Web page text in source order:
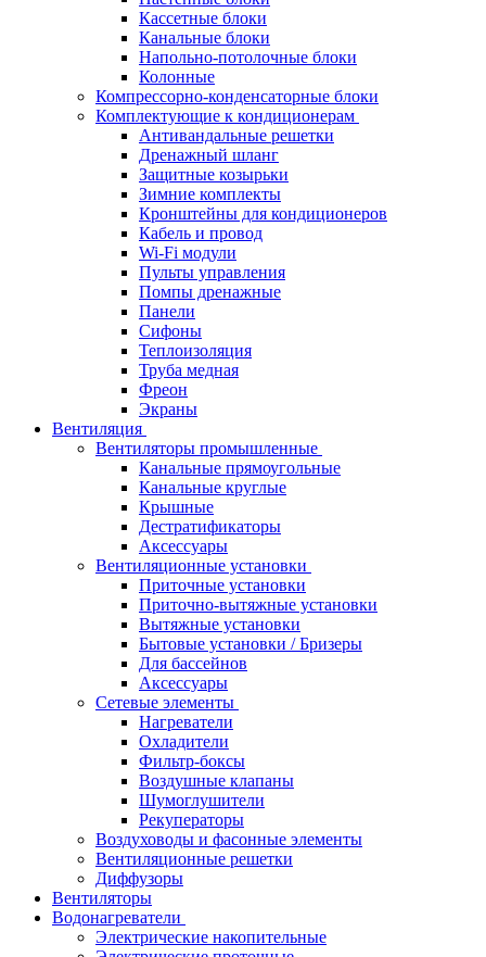
Кассетные блоки
Канальные блоки
Напольно-потолочные блоки
Колонные
Компрессорно-конденсаторные блоки
Комплектующие к кондиционерам
Антивандальные решетки
Дренажный шланг
Защитные козырьки
Зимние комплекты
Кронштейны для кондиционеров
Кабель и провод
Wi-Fi модули
Пульты управления
Помпы дренажные
Панели
Сифоны
Теплоизоляция
Труба медная
Фреон
Экраны
Вентиляция
Вентиляторы промышленные
Канальные прямоугольные
Канальные круглые
Крышные
Дестратификаторы
Аксессуары
Вентиляционные установки
Приточные установки
Приточно-вытяжные установки
Вытяжные установки
Бытовые установки / Бризеры
Для бассейнов
Аксессуары
Сетевые элементы
Нагреватели
Охладители
Фильтр-боксы
Воздушные клапаны
Шумоглушители
Рекуператоры
Воздуховоды и фасонные элементы
Вентиляционные решетки
Диффузоры
Вентиляторы
Водонагреватели
Электрические накопительные